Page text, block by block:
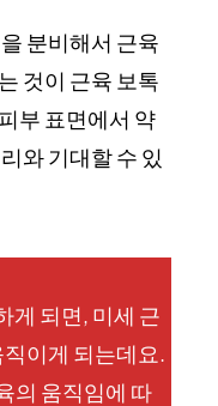
분비해서 근육
것이 근육 보톡
부 표면에서 약
와 기대할 수 있
게 되면, 미세 근
이게 되는데요.
의 움직임에 따